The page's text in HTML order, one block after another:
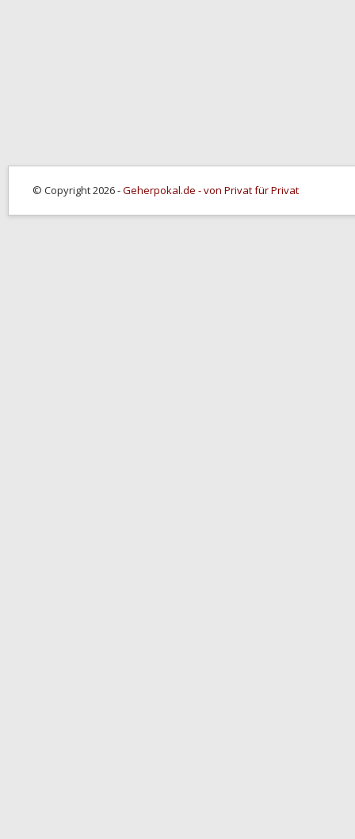
© Copyright 2026 -Geherpokal.de - von Privat für Privat